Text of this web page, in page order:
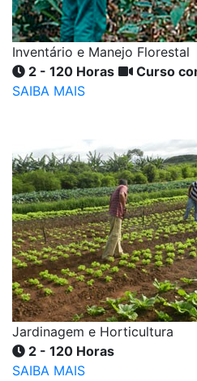
Inventário e Manejo Florestal
2 - 120 Horas
Curso
SAIBA MAIS
Jardinagem e Horticultura
2 - 120 Horas
SAIBA MAIS